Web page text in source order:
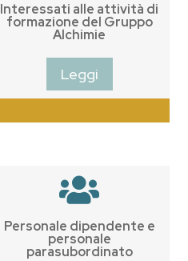
Interessati alle attività di
formazione del Gruppo
Alchimie
Leggi

Personale dipendente e
personale
parasubordinato